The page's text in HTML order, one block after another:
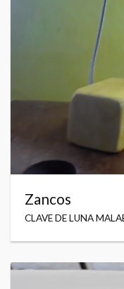
Zancos
CLAVE DE LUNA